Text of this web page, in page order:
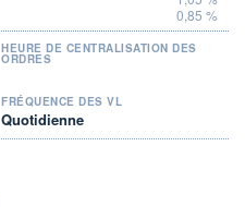
0,85 %
HEURE DE CENTRALISATION DES
ORDRES
FRÉQUENCE DES VL
Quotidienne